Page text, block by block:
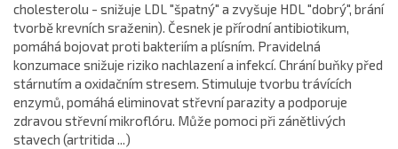
cholesterolu - snižuje LDL "špatný" a zvyšuje HDL "dobrý", brání
tvorbě krevních sraženin). Česnek je přírodní antibiotikum,
pomáhá bojovat proti bakteriím a plísním. Pravidelná
konzumace snižuje riziko nachlazení a infekcí. Chrání buňky před
stárnutím a oxidačním stresem. Stimuluje tvorbu trávících
enzymů, pomáhá eliminovat střevní parazity a podporuje
zdravou střevní mikroflóru. Může pomoci při zánětlivých
stavech (artritida ...)